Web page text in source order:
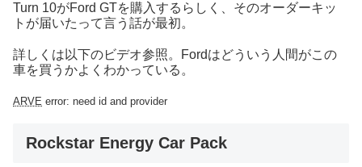
Turn 10がFord GTを購入するらしく、そのオーダーキッ
トが届いたって言う話が最初。
詳しくは以下のビデオ参照。Fordはどういう人間がこの
車を買うかよくわかっている。
ARVE error: need id and provider
Rockstar Energy Car Pack